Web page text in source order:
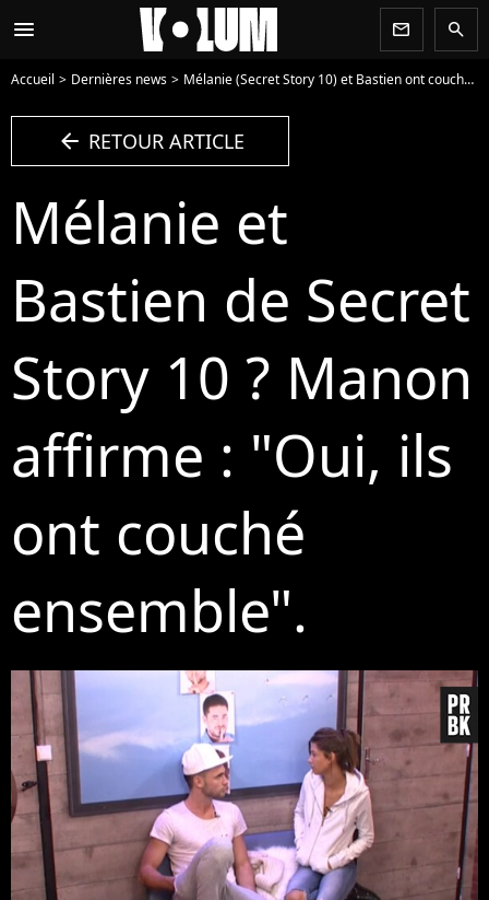
menu newsletter search
Accueil Dernières news Mélanie (Secret Story 10) et Bastien ont couché ensemble, voilà pourquoi ça n'a pas été montré
arrow_left RETOUR ARTICLE
Mélanie et
Bastien de Secret
Story 10 ? Manon
affirme : "Oui, ils
ont couché
ensemble".